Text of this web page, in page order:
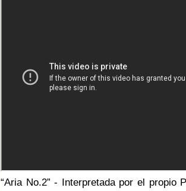
“Aria No.2” - Interpretada por el propio